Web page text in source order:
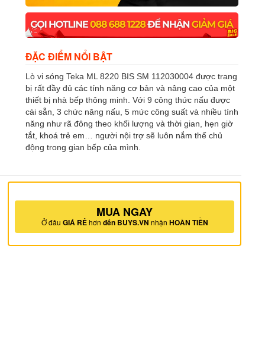
ĐẶC ĐIỂM NỔI BẬT
Lò vi sóng Teka ML 8220 BIS SM 112030004 được trang
bị rất đầy đủ các tính năng cơ bản và nâng cao của một
thiết bị nhà bếp thông minh. Với 9 công thức nấu được
cài sẵn, 3 chức năng nấu, 5 mức công suất và nhiều tính
năng như rã đông theo khối lượng và thời gian, hẹn giờ
tắt, khoá trẻ em… người nội trợ sẽ luôn nắm thế chủ
động trong gian bếp của mình.
MUA NGAY
Ở đâu GIÁ RẺhơn đến BUYS.VN nhận HOÀN TIỀN